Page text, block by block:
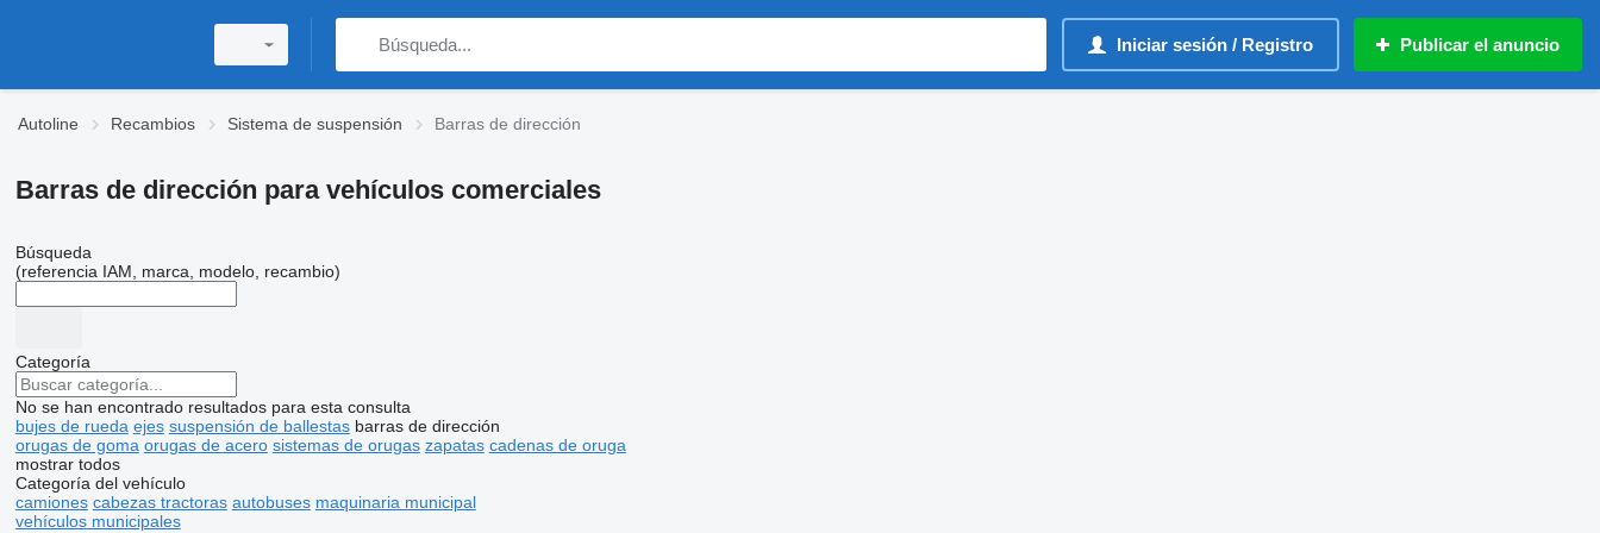
Iniciar sesión / Registro Publicar el anuncio
Autoline Recambios Sistema de suspensión Barras de dirección
Barras de dirección para vehículos comerciales
Búsqueda
(referencia IAM, marca, modelo, recambio)
Categoría
No se han encontrado resultados para esta consulta
bujes de rueda ejes suspensión de ballestas barras de dirección
orugas de goma orugas de acero sistemas de orugas zapatas cadenas de oruga
mostrar todos
Categoría del vehículo
camiones cabezas tractoras autobuses maquinaria municipal
vehículos municipales